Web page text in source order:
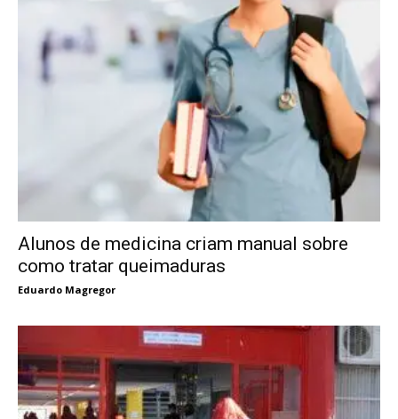
Alunos de medicina criam manual sobre
como tratar queimaduras
Eduardo Magregor